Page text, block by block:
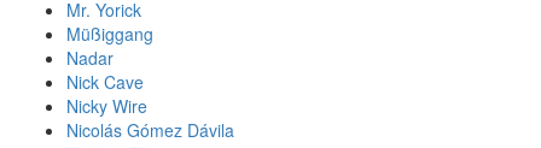
Mr. Yorick
Müßiggang
Nadar
Nick Cave
Nicky Wire
Nicolás Gómez Dávila